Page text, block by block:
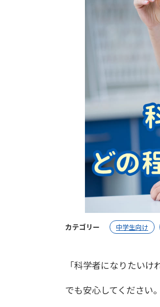
カテゴリー 中学生向け
「科学者になりたい
でも安心してください。